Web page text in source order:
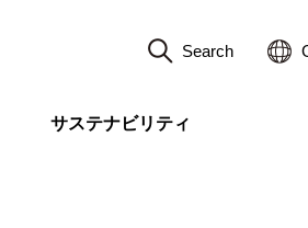
Search
サステナビリティ